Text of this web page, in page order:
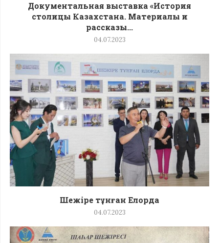
Документальная выставка «История
столицы Казахстана. Материалы и
рассказы...
04.07.2023
Шежіре тұнған Елорда
04.07.2023